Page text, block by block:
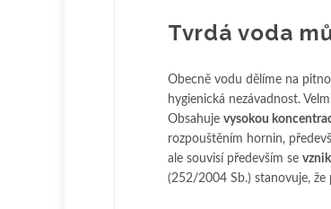
Tvrdá voda
Obecně vodu dělíme na
hygienická nezávadnost.
Obsahuje vysokou
rozpouštěním hornin,
ale souvisí především se
(252/2004 Sb.) stanovuje,